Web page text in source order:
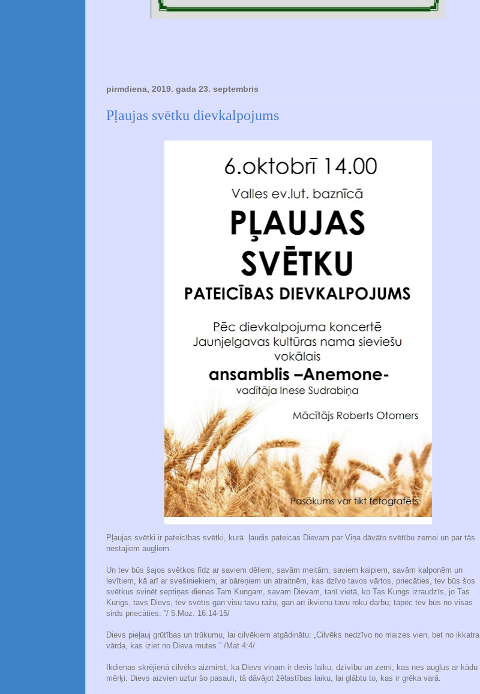
pirmdiena, 2019. gada 23. septembris
Pļaujas svētku dievkalpojums
Pļaujas svētki ir pateicības svētki, kurā ļaudis pateicas Dievam par Viņa dāvāto svētību zemei un par tās
nestajiem augļiem.
Un tev būs šajos svētkos līdz ar saviem dēliem, savām meitām, saviem kalpiem, savām kalponēm un
levītiem, kā arī ar svešiniekiem, ar bāreņiem un atraitnēm, kas dzīvo tavos vārtos, priecāties, tev būs šos
svētkus svinēt septiņas dienas Tam Kungam, savam Dievam, tanī vietā, ko Tas Kungs izraudzīs, jo Tas
Kungs, tavs Dievs, tev svētīs gan visu tavu ražu, gan arī ikvienu tavu roku darbu; tāpēc tev būs no visas
sirds priecāties. ”/ 5.Moz. 16:14-15/
Dievs pieļauj grūtības un trūkumu, lai cilvēkiem atgādinātu: „Cilvēks nedzīvo no maizes vien, bet no ikkatra
vārda, kas iziet no Dieva mutes.” /Mat 4:4/.
Ikdienas skrējienā cilvēks aizmirst, ka Dievs viņam ir devis laiku, dzīvību un zemi, kas nes augļus ar kādu
mērķi. Dievs aizvien uztur šo pasauli, tā dāvājot žēlastības laiku, lai glābtu to, kas ir grēka varā.